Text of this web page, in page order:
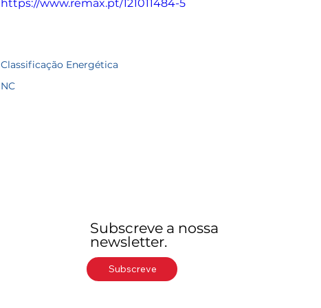
https://www.remax.pt/121011484-5
Classificação Energética
NC
Subscreve a nossa
newsletter.
Subscreve